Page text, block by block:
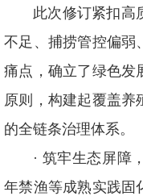
此次修订紧扣高
不足、捕捞管控偏弱
痛点，确立了绿色发
原则，构建起覆盖养
的全链条治理体系。
· 筑牢生态屏障
年禁渔等成熟实践固